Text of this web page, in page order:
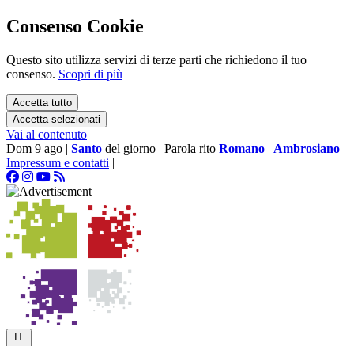
Consenso Cookie
Questo sito utilizza servizi di terze parti che richiedono il tuo
consenso. Scopri di più
Accetta tutto
Accetta selezionati
Vai al contenuto
Dom 9 ago | Santo del giorno | Parola rito Romano | Ambrosiano
Impressum e contatti |
IT